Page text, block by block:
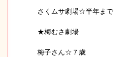
さくムサ劇場☆半年まで
★梅むさ劇場
梅子さん☆７歳